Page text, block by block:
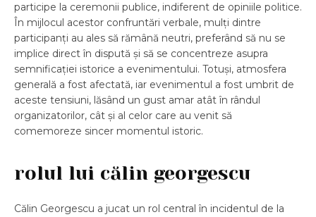
participe la ceremonii publice, indiferent de opiniile politice.
În mijlocul acestor confruntări verbale, mulți dintre
participanți au ales să rămână neutri, preferând să nu se
implice direct în dispută și să se concentreze asupra
semnificației istorice a evenimentului. Totuși, atmosfera
generală a fost afectată, iar evenimentul a fost umbrit de
aceste tensiuni, lăsând un gust amar atât în rândul
organizatorilor, cât și al celor care au venit să
comemoreze sincer momentul istoric.
rolul lui călin georgescu
Călin Georgescu a jucat un rol central în incidentul de la